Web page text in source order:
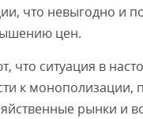
что невыгодно и
цен.
что ситуация в
к
рынки и